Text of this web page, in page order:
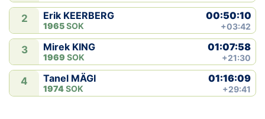
2 Erik KEERBERG
1965SOK
00:50:10
+03:42
3 Mirek KING
1969 SOK
01:07:58
+21:30
4 Tanel MÄGI
1974SOK
01:16:09
+29:41